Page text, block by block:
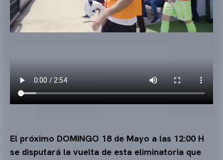
El próximo DOMINGO 18 de Mayo a las 12:00 H
se disputará la vuelta de esta eliminatoria que